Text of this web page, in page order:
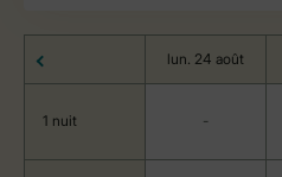
lun. 24 août
1 nuit -